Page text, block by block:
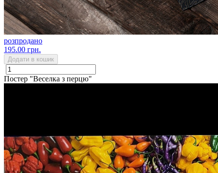
розпродано
195.00 грн.
Додати в кошик
Постер "Веселка з перцю"